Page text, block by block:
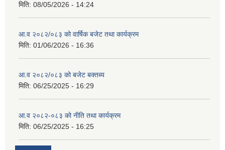
मिति: 08/05/2026 - 14:24
आ.व २०८२/०८३ को वार्षिक बजेट तथा कार्यक्रम
मिति: 01/06/2026 - 16:36
आ.व २०८२/०८३ को बजेट बक्तब्य
मिति: 06/25/2025 - 16:29
आ.व २०८२-०८३ को नीति तथा कार्यक्रम
मिति: 06/25/2025 - 16:25